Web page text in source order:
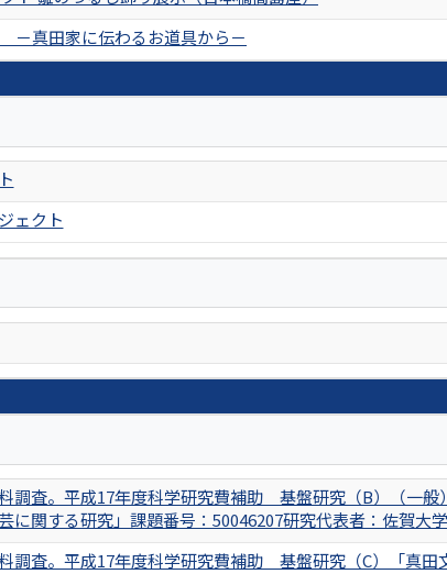
真田家に伝わるお道具から－
ェクト
調査。平成17年度科学研究費補助 基盤研究（B）（一般
に関する研究」課題番号：50046207研究代表者：佐賀大
調査。平成17年度科学研究費補助 基盤研究（C）「真田